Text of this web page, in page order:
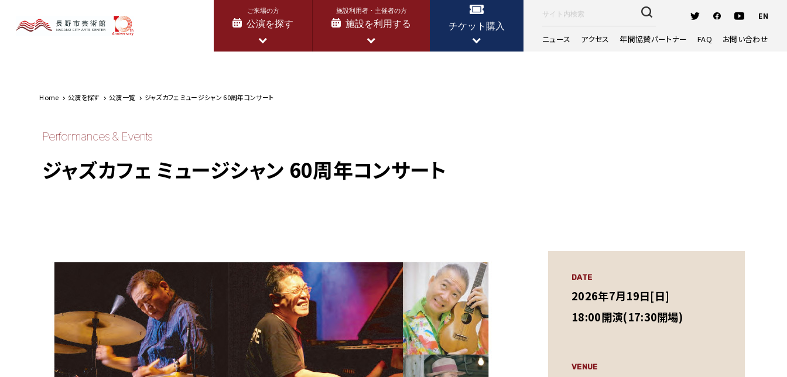
ご来場の方
公演を探す
施設利用者・主催者の方
施設を利用する チケット購入
EN
ニュース アクセス 年間協賛パートナー FAQ お問い合わせ
Home 公演を探す 公演一覧 ジャズカフェ ミュージシャン 60周年コンサート
Performances & Events
ジャズカフェ ミュージシャン 60周年コンサート
DATE
2026年7月19日[日]
18:00開演(17:30開場)
VENUE